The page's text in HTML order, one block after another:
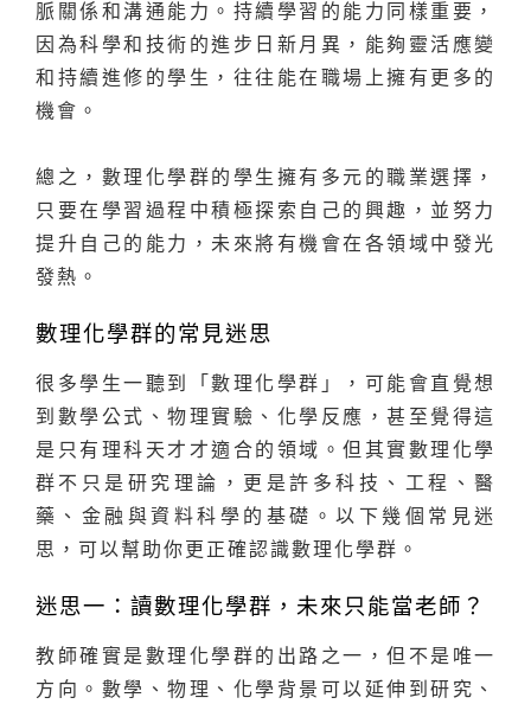
脈關係和溝通能力。持續學習的能力同樣重要，
因為科學和技術的進步日新月異，能夠靈活應變
和持續進修的學生，往往能在職場上擁有更多的
機會。
總之，數理化學群的學生擁有多元的職業選擇，
只要在學習過程中積極探索自己的興趣，並努力
提升自己的能力，未來將有機會在各領域中發光
發熱。
數理化學群的常見迷思
很多學生一聽到「數理化學群」，可能會直覺想
到數學公式、物理實驗、化學反應，甚至覺得這
是只有理科天才才適合的領域。但其實數理化學
群不只是研究理論，更是許多科技、工程、醫
藥、金融與資料科學的基礎。以下幾個常見迷
思，可以幫助你更正確認識數理化學群。
迷思一：讀數理化學群，未來只能當老師？
教師確實是數理化學群的出路之一，但不是唯一
方向。數學、物理、化學背景可以延伸到研究、